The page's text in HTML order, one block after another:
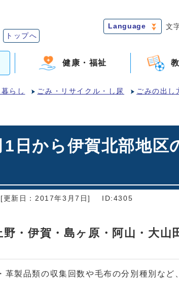
トップへ
Language 文
健康・福祉
らし ごみ・リサイクル・し尿 ごみの出し
日から伊賀北部地区
[更新日：2017年3月7日] ID:4305
野・伊賀・島ヶ原・阿山・大
革製品類の収集回数や毛布の分別種別な